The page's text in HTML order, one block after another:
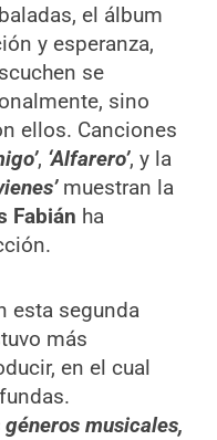
el álbum
y esperanza,
se
sino
ellos. Canciones
, ‘Alfarero’, y la
muestran la
Fabián ha
esta segunda
más
en el cual
musicales,